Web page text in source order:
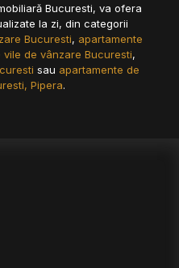
Bucuresti, va ofera
la zi, din categorii
Bucuresti, apartamente
vile de vânzare Bucuresti,
sau apartamente de
Pipera.